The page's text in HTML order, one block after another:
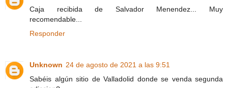
Caja recibida de Salvador Menendez... Muy
recomendable...
Responder
Unknown 24 de agosto de 2021 a las 9:51
Sabéis algún sitio de Valladolid donde se venda segunda